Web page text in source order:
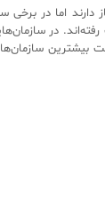
دارند اما در
در